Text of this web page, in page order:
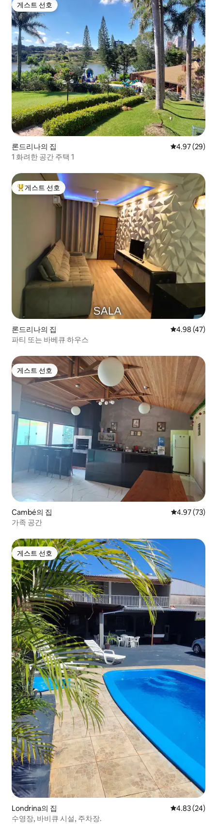
게스트 선호
게스트 선호
론드리나의 집 평점 4.97점(5
4.97 (29)
1 화려한 공간 주택 1
상위 게스트 선호
게스트 선호
론드리나의 집 평점 4.98점(5
4.98 (47)
파티 또는 바베큐 하우스
게스트 선호
게스트 선호
Cambé의 집 평점 4.97점(5
4.97 (73)
가족 공간
게스트 선호
게스트 선호
Londrina의 집 평점 4.83점(5
4.83 (24)
수영장, 바비큐 시설, 주차장.